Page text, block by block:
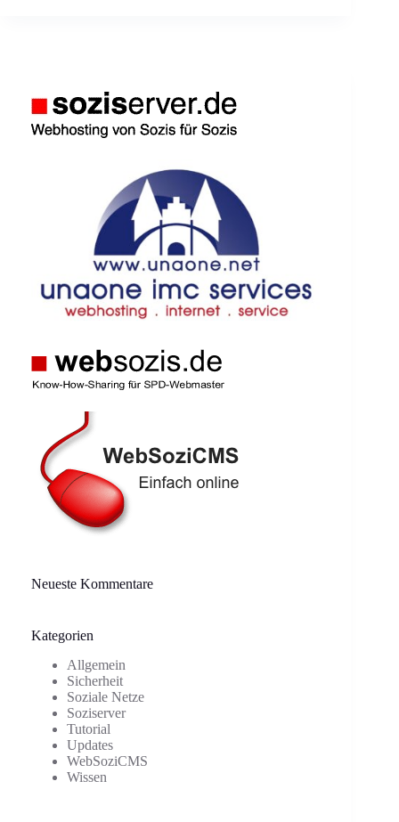
Neueste Kommentare
Kategorien
Allgemein
Sicherheit
Soziale Netze
Soziserver
Tutorial
Updates
WebSoziCMS
Wissen